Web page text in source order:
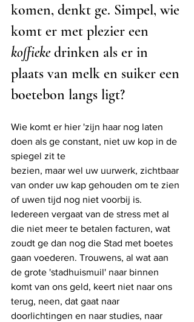
komen, denkt ge. Simpel, wie
komt er met plezier een
koffieke drinken als er in
plaats van melk en suiker een
boetebon langs ligt?
Wie komt er hier 'zijn haar nog laten
doen als ge constant, niet uw kop in de
spiegel zit te
bezien, maar wel uw uurwerk, zichtbaar
van onder uw kap gehouden om te zien
of uwen tijd nog niet voorbij is.
Iedereen vergaat van de stress met al
die niet meer te betalen facturen, wat
zoudt ge dan nog die Stad met boetes
gaan voederen. Trouwens, al wat aan
de grote 'stadhuismuil' naar binnen
komt van ons geld, keert niet naar ons
terug, neen, dat gaat naar
doorlichtingen en naar studies, naar